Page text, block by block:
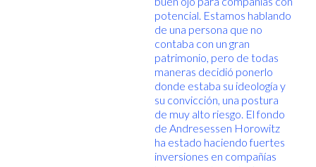
potencial. Estamos hablando
de una persona que no
contaba con un gran
patrimonio, pero de todas
maneras decidió ponerlo
donde estaba su ideología y
su convicción, una postura
de muy alto riesgo. El fondo
de Andresessen Horowitz
ha estado haciendo fuertes
inversiones en compañías